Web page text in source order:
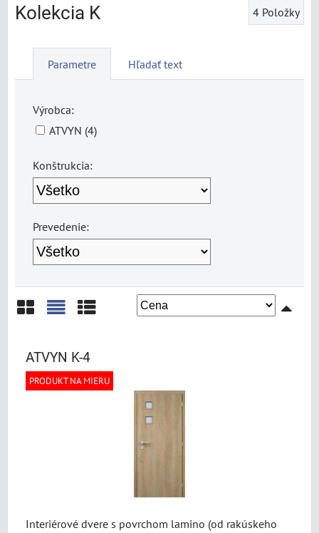
Kolekcia K 4 Položky
Parametre Hľadať text
Výrobca:
ATVYN (4)
Konštrukcia:
Prevedenie:
ATVYN K-4
PRODUKT NA MIERU
Interiérové dvere s povrchom lamino (od rakúskeho